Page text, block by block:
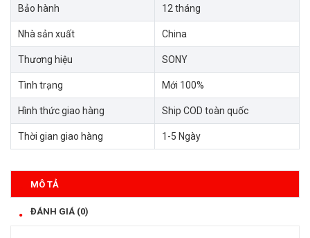
Bảo hành 12 tháng
Nhà sản xuất China
Thương hiệu SONY
Tình trạng Mới 100%
Hình thức giao hàng Ship COD toàn quốc
Thời gian giao hàng 1-5 Ngày
MÔ TẢ
ĐÁNH GIÁ (0)